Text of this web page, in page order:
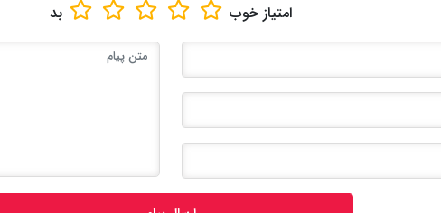
امتیاز خوب بد